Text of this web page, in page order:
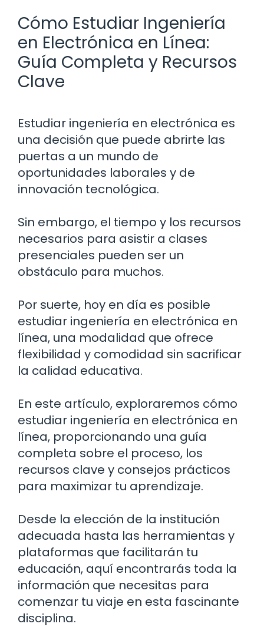
Cómo Estudiar Ingeniería
en Electrónica en Línea:
Guía Completa y Recursos
Clave
Estudiar ingeniería en electrónica es
una decisión que puede abrirte las
puertas a un mundo de
oportunidades laborales y de
innovación tecnológica.
Sin embargo, el tiempo y los recursos
necesarios para asistir a clases
presenciales pueden ser un
obstáculo para muchos.
Por suerte, hoy en día es posible
estudiar ingeniería en electrónica en
línea, una modalidad que ofrece
flexibilidad y comodidad sin sacrificar
la calidad educativa.
En este artículo, exploraremos cómo
estudiar ingeniería en electrónica en
línea, proporcionando una guía
completa sobre el proceso, los
recursos clave y consejos prácticos
para maximizar tu aprendizaje.
Desde la elección de la institución
adecuada hasta las herramientas y
plataformas que facilitarán tu
educación, aquí encontrarás toda la
información que necesitas para
comenzar tu viaje en esta fascinante
disciplina.